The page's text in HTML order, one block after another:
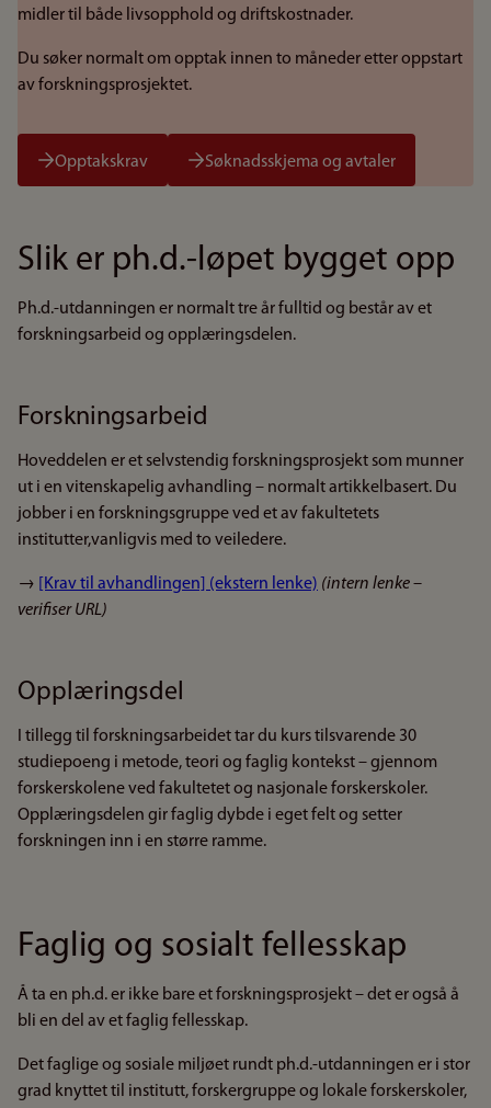
midler til både livsopphold og driftskostnader.
Du søker normalt om opptak innen to måneder etter oppstart
av forskningsprosjektet.
Opptakskrav Søknadsskjema og avtaler
Slik er ph.d.-løpet bygget opp
Ph.d.-utdanningen er normalt tre år fulltid og består av et
forskningsarbeid og opplæringsdelen.
Forskningsarbeid
Hoveddelen er et selvstendig forskningsprosjekt som munner
ut i en vitenskapelig avhandling – normalt artikkelbasert. Du
jobber i en forskningsgruppe ved et av fakultetets
institutter,vanligvis med to veiledere.
→ [Krav til avhandlingen] (ekstern lenke) (intern lenke –
verifiser URL)
Opplæringsdel
I tillegg til forskningsarbeidet tar du kurs tilsvarende 30
studiepoeng i metode, teori og faglig kontekst – gjennom
forskerskolene ved fakultetet og nasjonale forskerskoler.
Opplæringsdelen gir faglig dybde i eget felt og setter
forskningen inn i en større ramme.
Faglig og sosialt fellesskap
Å ta en ph.d. er ikke bare et forskningsprosjekt – det er også å
bli en del av et faglig fellesskap.
Det faglige og sosiale miljøet rundt ph.d.-utdanningen er i stor
grad knyttet til institutt, forskergruppe og lokale forskerskoler,